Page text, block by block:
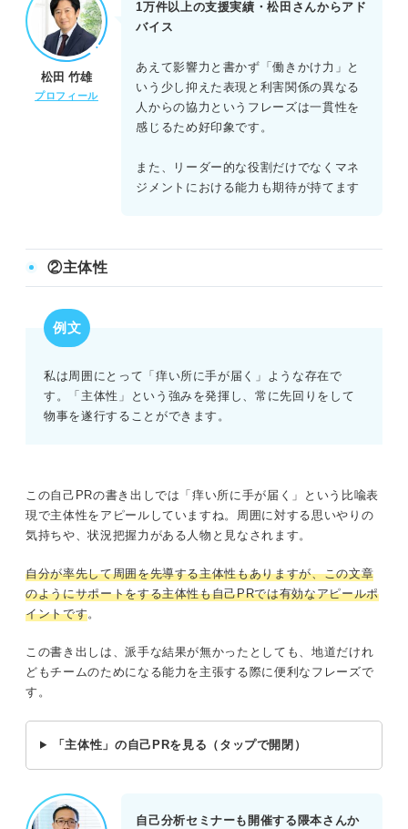
松田 竹雄
プロフィール
1万件以上の支援実績・松田さんからアド
バイス
あえて影響力と書かず「働きかけ力」と
いう少し抑えた表現と利害関係の異なる
人からの協力というフレーズは一貫性を
感じるため好印象です。
また、リーダー的な役割だけでなくマネ
ジメントにおける能力も期待が持てます
②主体性
例文
私は周囲にとって「痒い所に手が届く」ような存在で
す。「主体性」という強みを発揮し、常に先回りをして
物事を遂行することができます。
この自己PRの書き出しでは「痒い所に手が届く」という比喩表
現で主体性をアピールしていますね。周囲に対する思いやりの
気持ちや、状況把握力がある人物と見なされます。
自分が率先して周囲を先導する主体性もありますが、この文章
のようにサポートをする主体性も自己PRでは有効なアピールポ
イントです。
この書き出しは、派手な結果が無かったとしても、地道だけれ
どもチームのためになる能力を主張する際に便利なフレーズで
す。
「主体性」の自己PRを見る（タップで開閉）
自己分析セミナーも開催する隈本さんか